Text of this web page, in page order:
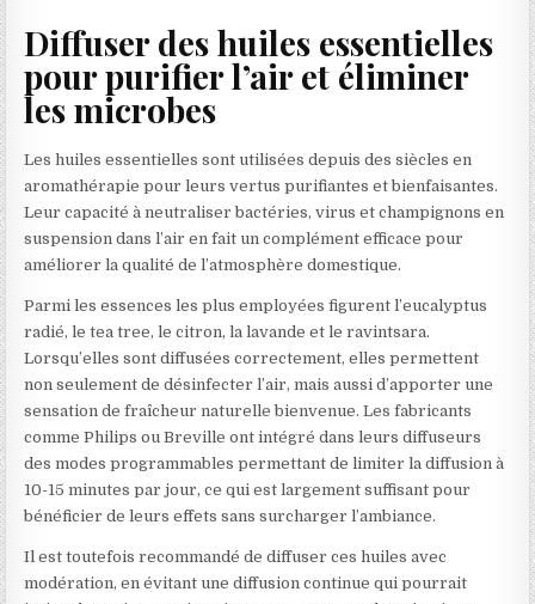
Diffuser des huiles essentielles
pour purifier l’air et éliminer
les microbes
Les huiles essentielles sont utilisées depuis des siècles en
aromathérapie pour leurs vertus purifiantes et bienfaisantes.
Leur capacité à neutraliser bactéries, virus et champignons en
suspension dans l’air en fait un complément efficace pour
améliorer la qualité de l’atmosphère domestique.
Parmi les essences les plus employées figurent l’eucalyptus
radié, le tea tree, le citron, la lavande et le ravintsara.
Lorsqu’elles sont diffusées correctement, elles permettent
non seulement de désinfecter l’air, mais aussi d’apporter une
sensation de fraîcheur naturelle bienvenue. Les fabricants
comme Philips ou Breville ont intégré dans leurs diffuseurs
des modes programmables permettant de limiter la diffusion à
10-15 minutes par jour, ce qui est largement suffisant pour
bénéficier de leurs effets sans surcharger l’ambiance.
Il est toutefois recommandé de diffuser ces huiles avec
modération, en évitant une diffusion continue qui pourrait